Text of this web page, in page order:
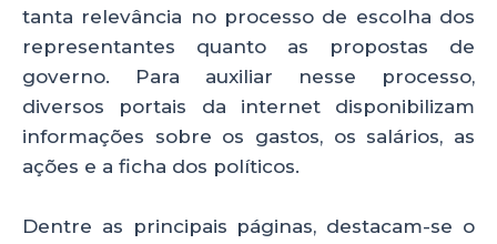
tanta relevância no processo de escolha dos
representantes quanto as propostas de
governo. Para auxiliar nesse processo,
diversos portais da internet disponibilizam
informações sobre os gastos, os salários, as
ações e a ficha dos políticos.
Dentre as principais páginas, destacam-se o